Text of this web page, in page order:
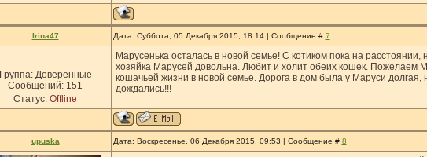
Irina47 Дата: Суббота, 05 Декабря 2015, 18:14 | Сообщение # 7
Доверенные
Сообщений: 151
Статус: Offline
Марусенька осталась в новой семье! С котиком пока на расстоянии,
хозяйка Марусей довольна. Любит и холит обеих кошек. Пожелаем
кошачьей жизни в новой семье. Дорога в дом была у Маруси долгая,
дождались!!!
upuska Дата: Воскресенье, 06 Декабря 2015, 09:53 | Сообщение # 8